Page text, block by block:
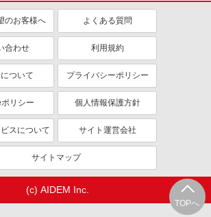
TOPへ
のお客様へ よくある質問
合わせ 利用規約
ついて プライバシーポリシー
リシー 個人情報保護方針
スについて サイト運営会社
サイトマップ
(c) AIDEM Inc.